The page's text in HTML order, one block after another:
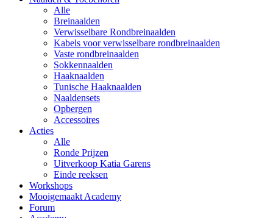
Alle
Breinaalden
Verwisselbare Rondbreinaalden
Kabels voor verwisselbare rondbreinaalden
Vaste rondbreinaalden
Sokkennaalden
Haaknaalden
Tunische Haaknaalden
Naaldensets
Opbergen
Accessoires
Acties
Alle
Ronde Prijzen
Uitverkoop Katia Garens
Einde reeksen
Workshops
Mooigemaakt Academy
Forum